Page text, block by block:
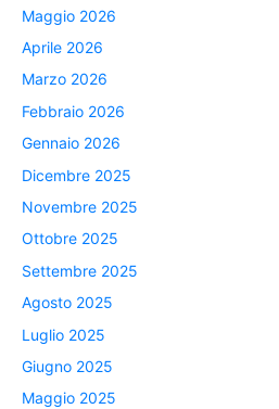
Maggio 2026
Aprile 2026
Marzo 2026
Febbraio 2026
Gennaio 2026
Dicembre 2025
Novembre 2025
Ottobre 2025
Settembre 2025
Agosto 2025
Luglio 2025
Giugno 2025
Maggio 2025